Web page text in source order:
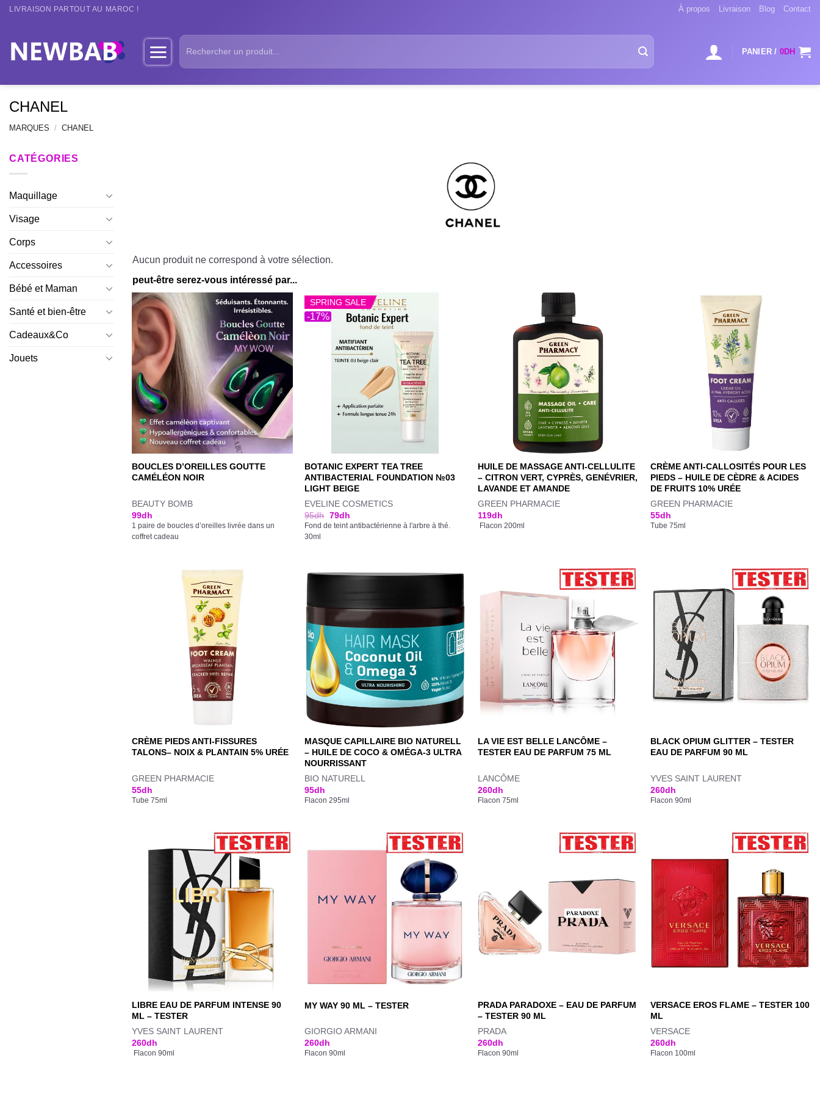
Passer
LIVRAISON PARTOUT AU MAROC ! À propos Livraison Blog Contact
Recherche
pour :
PANIER / 0DH
CHANEL
MARQUES / CHANEL
CATÉGORIES
Maquillage
Visage
Corps
Accessoires
Bébé et Maman
Santé et bien-être
Cadeaux&Co
Jouets
Aucun produit ne correspond à votre sélection.
peut-être serez-vous intéressé par...
BOUCLES D’OREILLES GOUTTE
CAMÉLÉON NOIR
BEAUTY BOMB
99dh
1 paire de boucles d’oreilles livrée dans un
coffret cadeau
-17%
SPRING SALE
BOTANIC EXPERT TEA TREE
ANTIBACTERIAL FOUNDATION №03
LIGHT BEIGE
EVELINE COSMETICS
95dh 79dh
Fond de teint antibactérienne à l'arbre à thé.
30ml
HUILE DE MASSAGE ANTI-CELLULITE
– CITRON VERT, CYPRÈS, GENÉVRIER,
LAVANDE ET AMANDE
GREEN PHARMACIE
119dh
Flacon 200ml
CRÈME ANTI-CALLOSITÉS POUR LES
PIEDS – HUILE DE CÈDRE & ACIDES
DE FRUITS 10% URÉE
GREEN PHARMACIE
55dh
Tube 75ml
CRÈME PIEDS ANTI-FISSURES
TALONS– NOIX & PLANTAIN 5% URÉE
GREEN PHARMACIE
55dh
Tube 75ml
MASQUE CAPILLAIRE BIO NATURELL
– HUILE DE COCO & OMÉGA-3 ULTRA
NOURRISSANT
BIO NATURELL
95dh
Flacon 295ml
LA VIE EST BELLE LANCÔME –
TESTER EAU DE PARFUM 75 ML
LANCÔME
260dh
Flacon 75ml
BLACK OPIUM GLITTER – TESTER
EAU DE PARFUM 90 ML
YVES SAINT LAURENT
260dh
Flacon 90ml
LIBRE EAU DE PARFUM INTENSE 90
ML – TESTER
YVES SAINT LAURENT
260dh
Flacon 90ml
MY WAY 90 ML – TESTER
GIORGIO ARMANI
260dh
Flacon 90ml
PRADA PARADOXE – EAU DE PARFUM
– TESTER 90 ML
PRADA
260dh
Flacon 90ml
VERSACE EROS FLAME – TESTER 100
ML
VERSACE
260dh
Flacon 100ml